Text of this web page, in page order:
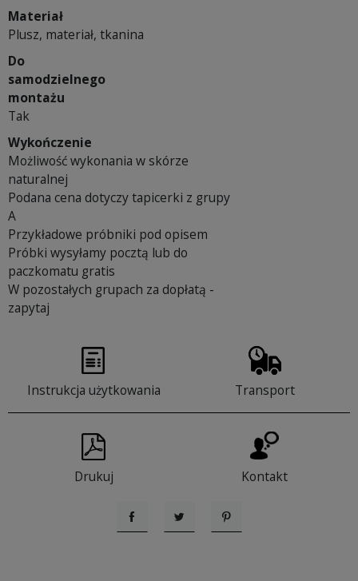
Materiał
Plusz, materiał, tkanina
Do
samodzielnego
montażu
Tak
Wykończenie
Możliwość wykonania w skórze
naturalnej
Podana cena dotyczy tapicerki z grupy
A
Przykładowe próbniki pod opisem
Próbki wysyłamy pocztą lub do
paczkomatu gratis
W pozostałych grupach za dopłatą -
zapytaj
Instrukcja użytkowania Transport
Drukuj Kontakt
UdostępnijTweetujPinterest